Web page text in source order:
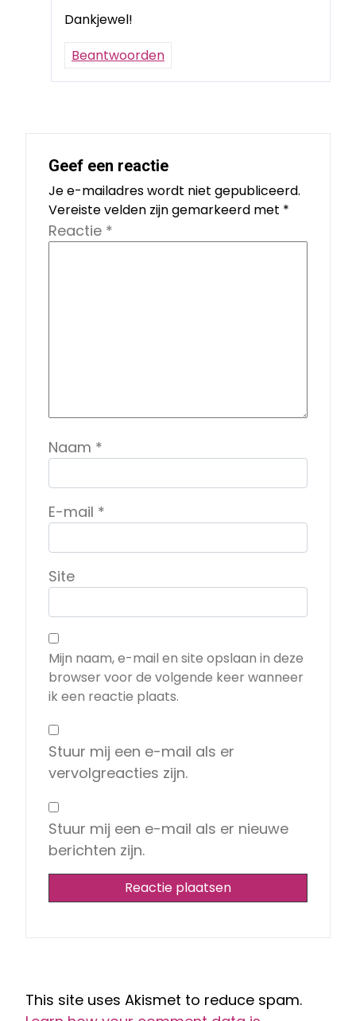
Dankjewel!
Beantwoorden
Geef een reactie
Je e-mailadres wordt niet gepubliceerd.
Vereiste velden zijn gemarkeerd met *
Reactie *
Naam *
E-mail *
Site
Mijn naam, e-mail en site opslaan in deze
browser voor de volgende keer wanneer
ik een reactie plaats.
Stuur mij een e-mail als er
vervolgreacties zijn.
Stuur mij een e-mail als er nieuwe
berichten zijn.
This site uses Akismet to reduce spam.